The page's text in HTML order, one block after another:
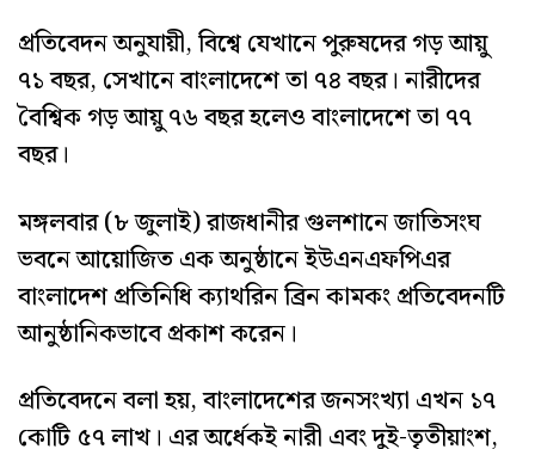
প্রতিবেদন অনুযায়ী, বিশ্বে যেখানে পুরুষদের গড় আয়ু
৭১ বছর, সেখানে বাংলাদেশে তা ৭৪ বছর। নারীদের
বৈশ্বিক গড় আয়ু ৭৬ বছর হলেও বাংলাদেশে তা ৭৭
বছর।
মঙ্গলবার (৮ জুলাই) রাজধানীর গুলশানে জাতিসংঘ
ভবনে আয়োজিত এক অনুষ্ঠানে ইউএনএফপিএর
বাংলাদেশ প্রতিনিধি ক্যাথরিন ব্রিন কামকং প্রতিবেদনটি
আনুষ্ঠানিকভাবে প্রকাশ করেন।
প্রতিবেদনে বলা হয়, বাংলাদেশের জনসংখ্যা এখন ১৭
কোটি ৫৭ লাখ। এর অর্ধেকই নারী এবং দুই-তৃতীয়াংশ,